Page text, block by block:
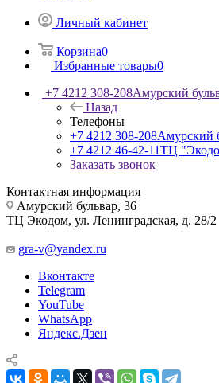
Личный кабинет
Корзина0
Избранные товары0
+7 4212 308-208Амурский
Назад
Телефоны
+7 4212 308-208Амурский
+7 4212 46-42-11ТЦ
Заказать звонок
Контактная информация
Амурский бульвар, 36
ТЦ Экодом, ул. Ленинградская, д. 28/2
gra-v@yandex.ru
Вконтакте
Telegram
YouTube
WhatsApp
Яндекс.Дзен